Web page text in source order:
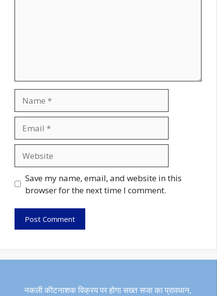
Save my name, email, and website in this
browser for the next time I comment.
नकली कीटनाशक विक्रय पर होगा सख्त सजा का प्रावधान,